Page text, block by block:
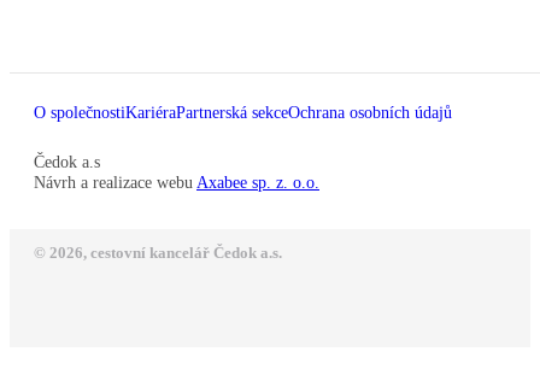
O společnostiKariéraPartnerská sekceOchrana osobních údajů
Čedok a.s
Návrh a realizace webu Axabee sp. z. o.o.
© 2026, cestovní kancelář Čedok a.s.